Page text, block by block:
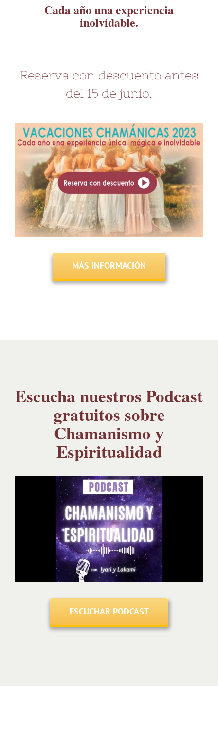
Cada año una experiencia
inolvidable.
Reserva con descuento antes
del 15 de junio.
MÁS INFORMACIÓN
Escucha nuestros Podcast
gratuitos sobre
Chamanismo y
Espiritualidad
ESCUCHAR PODCAST